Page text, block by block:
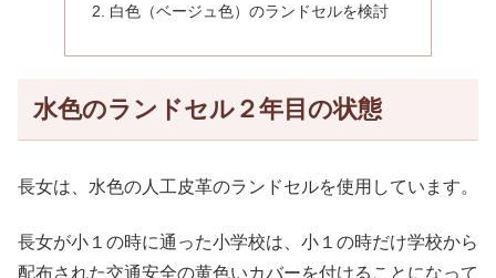
白色（ベージュ色）のランドセルを検討
水色のランドセル２年目の状態
長女は、水色の人工皮革のランドセルを使用しています。
長女が小１の時に通った小学校は、小１の時だけ学校から
配布された交通安全の黄色いカバーを付けることになって